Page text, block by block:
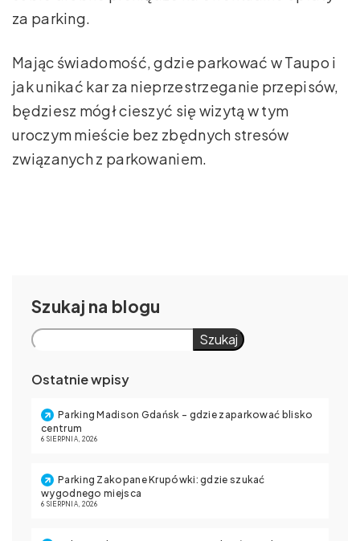
za parking.
Mając świadomość, gdzie parkować w Taupo i
jak unikać kar za nieprzestrzeganie przepisów,
będziesz mógł cieszyć się wizytą w tym
uroczym mieście bez zbędnych stresów
związanych z parkowaniem.
Szukaj
Szukaj
Ostatnie wpisy
Parking Madison Gdańsk – gdzie zaparkować blisko
centrum
6 SIERPNIA, 2026
Parking Zakopane Krupówki: gdzie szukać
wygodnego miejsca
6 SIERPNIA, 2026